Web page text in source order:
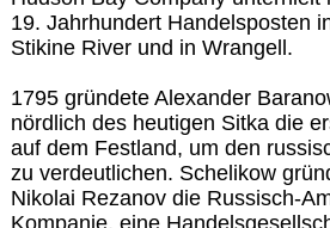
19. Jahrhundert Handelsposten
Stikine River und in Wrangell.
1795 gründete Alexander
nördlich des heutigen Sitka die
auf dem Festland, um den
zu verdeutlichen. Schelikow
Nikolai Rezanov die Russisch-
Kompanie, eine